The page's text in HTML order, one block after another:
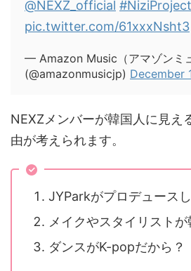
@NEXZ_official
pic.twitter.com/61xxxNsht3
— Amazon Music（アマゾンミ
(@amazonmusicjp) December
NEXZメンバーが韓国人に見え
由が考えられます。
JYParkがプロデュース
メイクやスタイリストが
ダンスがK-popだから？